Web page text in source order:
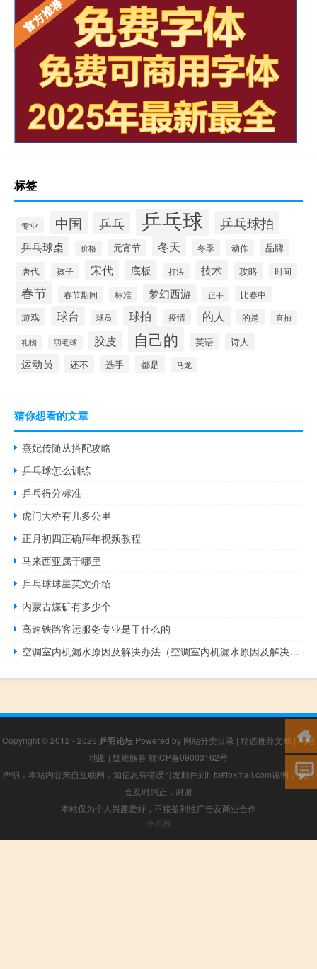
标签
专业 中国 乒乓 乒乓球 乒乓球拍
乒乓球桌 价格 元宵节 冬天 冬季 动作
品牌
唐代
孩子 宋代 底板 打法 技术 攻略 时间
春节 春节期间 标准 梦幻西游 正手 比赛中
游戏 球台 球员 球拍 疫情 的人 的是 直拍
礼物 羽毛球 胶皮 自己的 英语 诗人
运动员 还不 选手 都是 马龙
猜你想看的文章
熹妃传随从搭配攻略
乒乓球怎么训练
乒乓得分标准
虎门大桥有几多公里
正月初四正确拜年视频教程
马来西亚属于哪里
乒乓球球星英文介绍
内蒙古煤矿有多少个
高速铁路客运服务专业是干什么的
空调室内机漏水原因及解决办法（空调室内机漏水原因及解决办法）
Copyright © 2012 - 2026 乒羽论坛 Powered by 网站分类目录 | 精选推荐文章 |网站
地图 | 疑难解答 赣ICP备09003162号
声明：本站内容来自互联网，如信息有错误可发邮件到f_fb#foxmail.com说明，我们
会及时纠正，谢谢
本站仅为个人兴趣爱好，不接盈利性广告及商业合作
小男孩